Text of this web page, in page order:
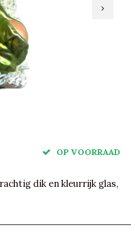
OP VOORRAAD
dik en kleurrijk glas,